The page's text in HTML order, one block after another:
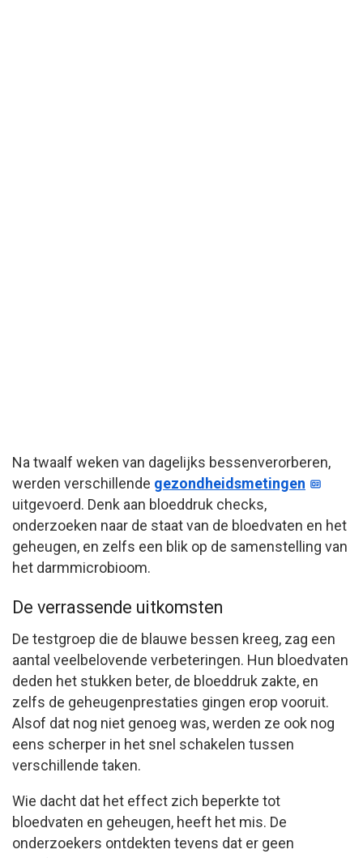
Na twaalf weken van dagelijks bessenverorberen,
werden verschillende gezondheidsmetingen
uitgevoerd. Denk aan bloeddruk checks,
onderzoeken naar de staat van de bloedvaten en het
geheugen, en zelfs een blik op de samenstelling van
het darmmicrobioom.
De verrassende uitkomsten
De testgroep die de blauwe bessen kreeg, zag een
aantal veelbelovende verbeteringen. Hun bloedvaten
deden het stukken beter, de bloeddruk zakte, en
zelfs de geheugenprestaties gingen erop vooruit.
Alsof dat nog niet genoeg was, werden ze ook nog
eens scherper in het snel schakelen tussen
verschillende taken.
Wie dacht dat het effect zich beperkte tot
bloedvaten en geheugen, heeft het mis. De
onderzoekers ontdekten tevens dat er geen